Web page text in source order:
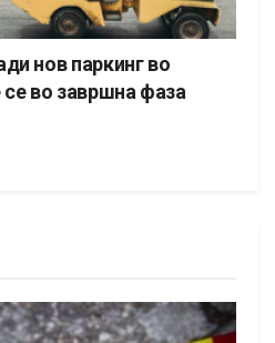
нов паркинг во
во завршна фаза